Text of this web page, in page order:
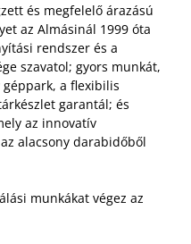
és megfelelő árazású
az Almásinál 1999 óta
rendszer és a
szavatol; gyors munkát,
a flexibilis
garantál; és
az innovatív
alacsony darabidőből
munkákat végez az